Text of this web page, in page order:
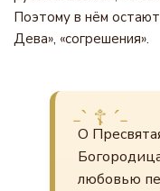
Поэтому в нём
Дева», «согрешения».
О
любовью